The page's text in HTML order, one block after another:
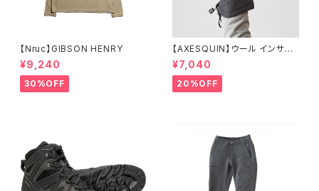
【Nruc】GIBSON HENRY
¥9,240
30%OFF
【AXESQUIN】ウール インサレ
ーション トリガー ミトン
¥7,040
20%OFF